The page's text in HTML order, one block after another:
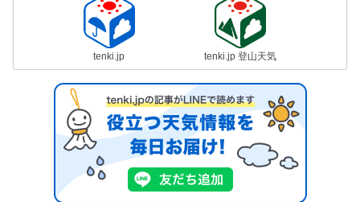
tenki.jp tenki.jp 登山天気